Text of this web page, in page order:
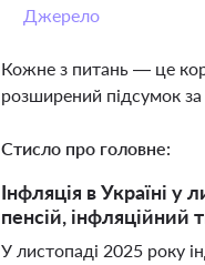
Джерело
Кожне з питань — це
розширений підсумок
Стисло про головне:
Інфляція в Україні у
пенсій, інфляційний
У листопаді 2025 року